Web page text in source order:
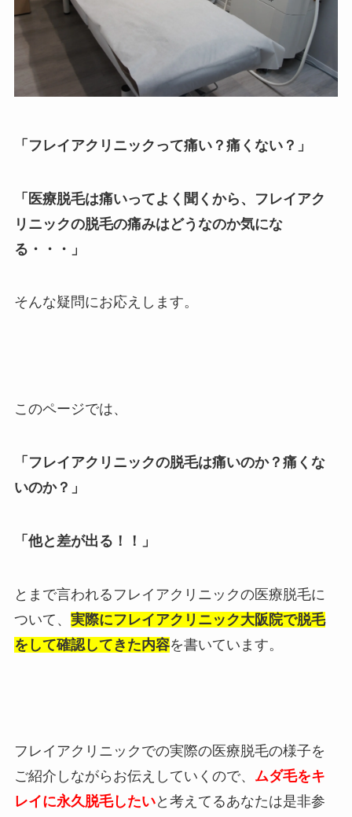
「フレイアクリニックって痛い？痛くない？」
「医療脱毛は痛いってよく聞くから、フレイアク
リニックの脱毛の痛みはどうなのか気にな
る・・・」
そんな疑問にお応えします。
このページでは、
「フレイアクリニックの脱毛は痛いのか？痛くな
いのか？」
「他と差が出る！！」
とまで言われるフレイアクリニックの医療脱毛に
ついて、 実際にフレイアクリニック大阪院で脱毛
をして確認してきた内容を書いています。
フレイアクリニックでの実際の医療脱毛の様子を
ご紹介しながらお伝えしていくので、 ムダ毛をキ
レイに永久脱毛したいと考えてるあなたは是非参